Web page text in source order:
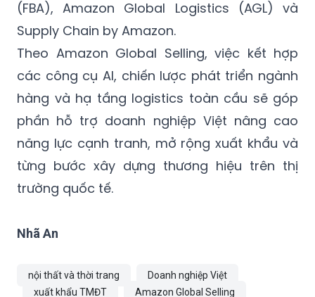
(FBA), Amazon Global Logistics (AGL) và
Supply Chain by Amazon.
Theo Amazon Global Selling, việc kết hợp
các công cụ AI, chiến lược phát triển ngành
hàng và hạ tầng logistics toàn cầu sẽ góp
phần hỗ trợ doanh nghiệp Việt nâng cao
năng lực cạnh tranh, mở rộng xuất khẩu và
từng bước xây dựng thương hiệu trên thị
trường quốc tế.
Nhã An
nội thất và thời trang
Doanh nghiệp Việt
xuất khẩu TMĐT
Amazon Global Selling